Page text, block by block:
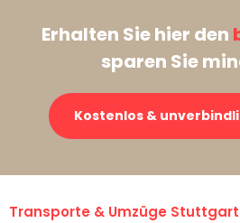
Erhalten Sie hier den
sparen Sie
Kostenlos &
Transporte & Umzüge Stuttgart